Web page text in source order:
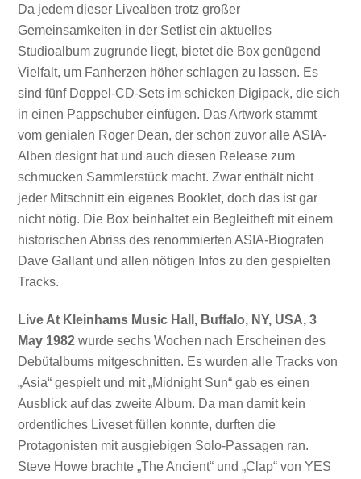
Da jedem dieser Livealben trotz großer
Gemeinsamkeiten in der Setlist ein aktuelles
Studioalbum zugrunde liegt, bietet die Box genügend
Vielfalt, um Fanherzen höher schlagen zu lassen. Es
sind fünf Doppel-CD-Sets im schicken Digipack, die sich
in einen Pappschuber einfügen. Das Artwork stammt
vom genialen Roger Dean, der schon zuvor alle ASIA-
Alben designt hat und auch diesen Release zum
schmucken Sammlerstück macht. Zwar enthält nicht
jeder Mitschnitt ein eigenes Booklet, doch das ist gar
nicht nötig. Die Box beinhaltet ein Begleitheft mit einem
historischen Abriss des renommierten ASIA-Biografen
Dave Gallant und allen nötigen Infos zu den gespielten
Tracks.
Live At Kleinhams Music Hall, Buffalo, NY, USA, 3
May 1982 wurde sechs Wochen nach Erscheinen des
Debütalbums mitgeschnitten. Es wurden alle Tracks von
„Asia“ gespielt und mit „Midnight Sun“ gab es einen
Ausblick auf das zweite Album. Da man damit kein
ordentliches Liveset füllen konnte, durften die
Protagonisten mit ausgiebigen Solo-Passagen ran.
Steve Howe brachte „The Ancient“ und „Clap“ von YES